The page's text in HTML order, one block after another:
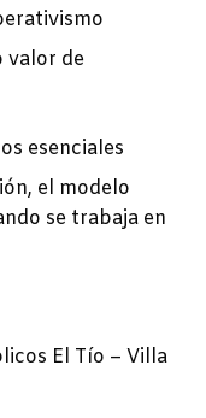
valor de
esenciales
el modelo
se trabaja en
El Tío – Villa